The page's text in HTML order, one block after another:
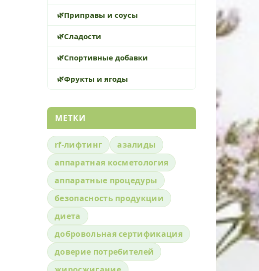
Приправы и соусы
Сладости
Спортивные добавки
Фрукты и ягоды
МЕТКИ
rf-лифтинг
азалиды
аппаратная косметология
аппаратные процедуры
безопасность продукции
диета
добровольная сертификация
доверие потребителей